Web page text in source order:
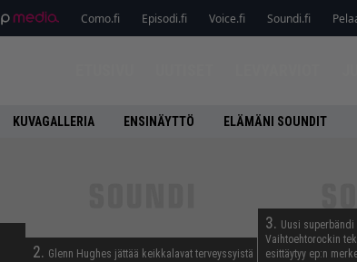
Como.fi Episodi.fi Voice.fi Soundi.fi
KUVAGALLERIA ENSINÄYTTÖ ELÄMÄNI SOUNDIT
2. Glenn Hughes jättää keikkalavat terveyssyistä
3. Uusi superbändi
Vaihtoehtorockin
esittäytyy ep:n